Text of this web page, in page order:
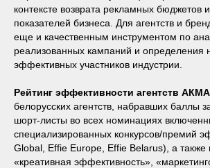
контексте возврата рекламных бюджетов
показателей бизнеса. Для агентств и
еще и качественным инструментом по
реализованных кампаний и определения
эффективных участников индустрии.
Рейтинг эффективности агентств АКМА
белорусских агентств, набравших баллы
шорт-листы во всех номинациях
специализированных конкурсов/премий
Global, Effie Europe, Effie Belarus), а
«креативная эффективность»,